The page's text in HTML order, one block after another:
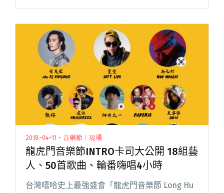
Funky、Hip-Hop 樂段，立志將所有宇宙萬物和
ALL TO HUMAN邀你共度火熱的週五"
2018-04-11・音樂節｜現場
龍虎門音樂節INTRO卡司大公開 18組藝
人、50首歌曲、輪番嗨唱4小時
台灣嘻哈史上最強盛會「龍虎門音樂節 Long Hu